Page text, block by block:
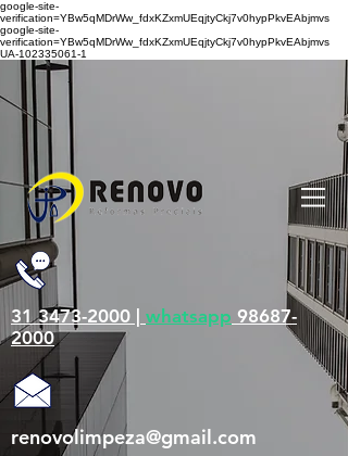
google-site-
verification=YBw5qMDrWw_fdxKZxmUEqjtyCkj7v0hypPkvEAbjmvs
google-site-
verification=YBw5qMDrWw_fdxKZxmUEqjtyCkj7v0hypPkvEAbjmvs
UA-102335061-1
31 3473-2000 | whatsapp 98687-
2000
renovolimpeza@gmail.com